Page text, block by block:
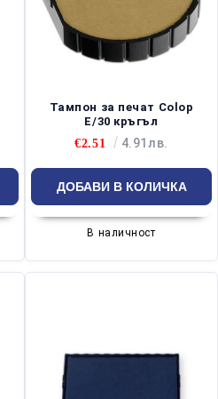
Тампон за печат Colop
E/30 кръгъл
€2.51
4.91лв.
В наличност